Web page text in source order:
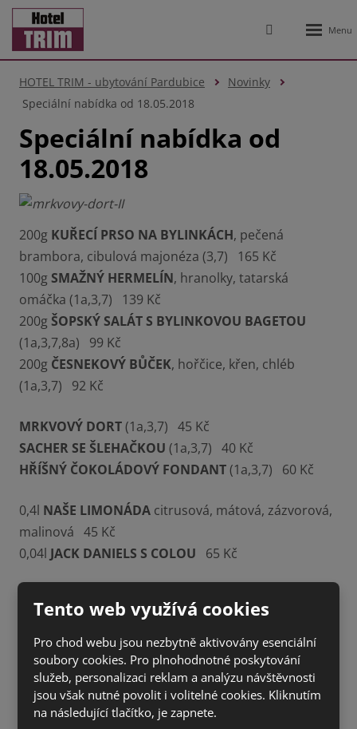
Vyhledávání
HOTEL TRIM - ubytování Pardubice
Novinky
Speciální nabídka od 18.05.2018
Speciální nabídka od
18.05.2018
200g KUŘECÍ PRSO NA BYLINKÁCH, pečená
brambora, cibulová majonéza (3,7) 165 Kč
100g SMAŽNÝ HERMELÍN, hranolky, tatarská
omáčka (1a,3,7) 139 Kč
200g ŠOPSKÝ SALÁT S BYLINKOVOU BAGETOU
(1a,3,7,8a) 99 Kč
200g ČESNEKOVÝ BŮČEK, hořčice, křen, chléb
(1a,3,7) 92 Kč
MRKVOVÝ DORT(1a,3,7) 45 Kč
SACHER SE ŠLEHAČKOU (1a,3,7) 40 Kč
HŘÍŠNÝ ČOKOLÁDOVÝ FONDANT(1a,3,7) 60 Kč
0,4l NAŠE LIMONÁDA citrusová, mátová, zázvorová,
malinová 45 Kč
0,04l JACK DANIELS S COLOU 65 Kč
Tento web využívá cookies
Pro chod webu jsou nezbytně aktivovány esenciální
soubory cookies. Pro plnohodnotné poskytování
služeb, personalizaci reklam a analýzu návštěvnosti
jsou však nutné povolit i volitelné cookies. Kliknutím
na následující tlačítko, je zapnete.